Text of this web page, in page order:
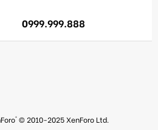
0999.999.888
® © 2010-2025 XenForo Ltd.